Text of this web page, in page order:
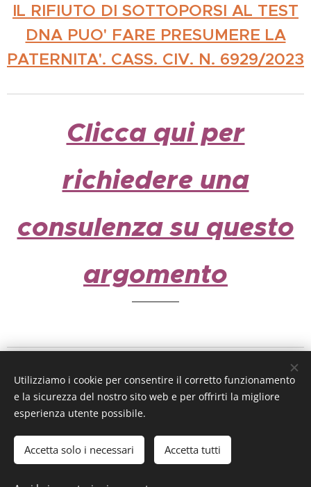
IL RIFIUTO DI SOTTOPORSI AL TEST
DNA PUO' FARE PRESUMERE LA
PATERNITA'. CASS. CIV. N. 6929/2023
Clicca qui per
richiedere una
consulenza su questo
argomento
a cura dell'avv. MicheleAlfredo Chiariello
maililperiscopiodeldiritto@gmail.com
PER CONTATTI
Utilizziamo i cookie per consentire il corretto funzionamento
e la sicurezza del nostro sito web e per offrirti la migliore
esperienza utente possibile.
Accetta solo i necessari Accetta tutti